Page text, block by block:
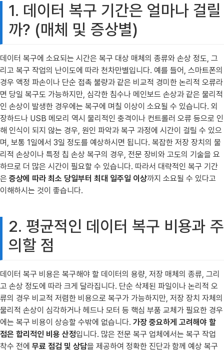
1. 데이터 복구 기간은 얼마나 걸릴
까? (매체 및 증상별)
데이터 복구에 소요되는 시간은 복구 대상 매체의 종류와 손상 정도, 그
리고 복구 작업의 난이도에 따라 천차만별입니다. 예를 들어, 스마트폰의
경우 액정 파손이나 단순 접촉 불량과 같은 비교적 경미한 논리적 오류라
면 당일 복구도 가능하지만, 심각한 침수나 메인보드 손상과 같은 물리적
인 손상이 발생한 경우에는 복구에 며칠 이상이 소요될 수 있습니다. 외
장하드나 USB 메모리 역시 물리적인 충격이나 컨트롤러 오류 등으로 인
해 인식이 되지 않는 경우, 원인 파악과 복구 과정에 시간이 걸릴 수 있으
며, 보통 1일에서 3일 정도를 예상하시면 됩니다. 복잡한 저장 장치의 물
리적 손상이나 특정 칩 손상 복구의 경우, 전문 장비와 고도의 기술을 요
하므로 더 많은 시간이 필요할 수 있습니다. 따라서 대략적인 복구 기간
은 증상에 따라 최소 당일부터 최대 일주일 이상까지 소요될 수 있다고
이해하시는 것이 좋습니다.
2. 평균적인 데이터 복구 비용과 주
의할 점
데이터 복구 비용은 복구해야 할 데이터의 용량, 저장 매체의 종류, 그리
고 손상 정도에 따라 크게 달라집니다. 단순 삭제된 파일이나 논리적 오
류의 경우 비교적 저렴한 비용으로 복구가 가능하지만, 저장 장치 자체의
물리적 손상이 심각하거나 헤드나 모터 등 핵심 부품 교체가 필요한 경우
에는 복구 비용이 상승할 수밖에 없습니다. 가장 중요하게 고려해야 할
점은 합리적인 비용 산정입니다. 많은 전문 복구 업체에서는 복구 작업
착수 전에 무료 점검 및 상담을 제공하여 정확한 진단과 함께 예상 복구